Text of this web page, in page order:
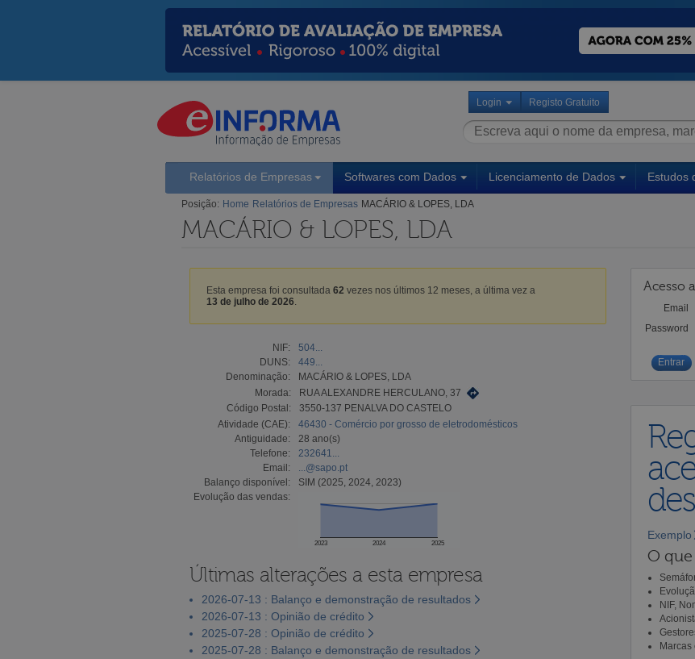
Login Registo Gratuito
Relatórios de Empresas Softwares com Dados Licenciamento de Dados Estudos
Posição: Home Relatórios de Empresas MACÁRIO & LOPES, LDA
MACÁRIO & LOPES, LDA
Esta empresa foi consultada 62 vezes nos últimos 12 meses, a última vez a
13 de julho de 2026
NIF:
504...
DUNS:
449...
Denominação:
MACÁRIO & LOPES, LDA
Morada:
RUA ALEXANDRE HERCULANO, 37
Código Postal:
3550-137 PENALVA DO CASTELO
Atividade (CAE):
46430 - Comércio por grosso de eletrodomésticos
Antiguidade:
28 ano(s)
Telefone:
232641...
Email:
...@sapo.pt
Balanço disponível:
SIM (2025, 2024, 2023)
Evolução das vendas:
2023 2024 2025
Últimas alterações a esta empresa
2026-07-13 : Balanço e demonstração de resultados
2026-07-13 : Opinião de crédito
2025-07-28 : Opinião de crédito
2025-07-28 : Balanço e demonstração de resultados
Acesso
Email
Password
Exemplo
O
NIF,
Marcas